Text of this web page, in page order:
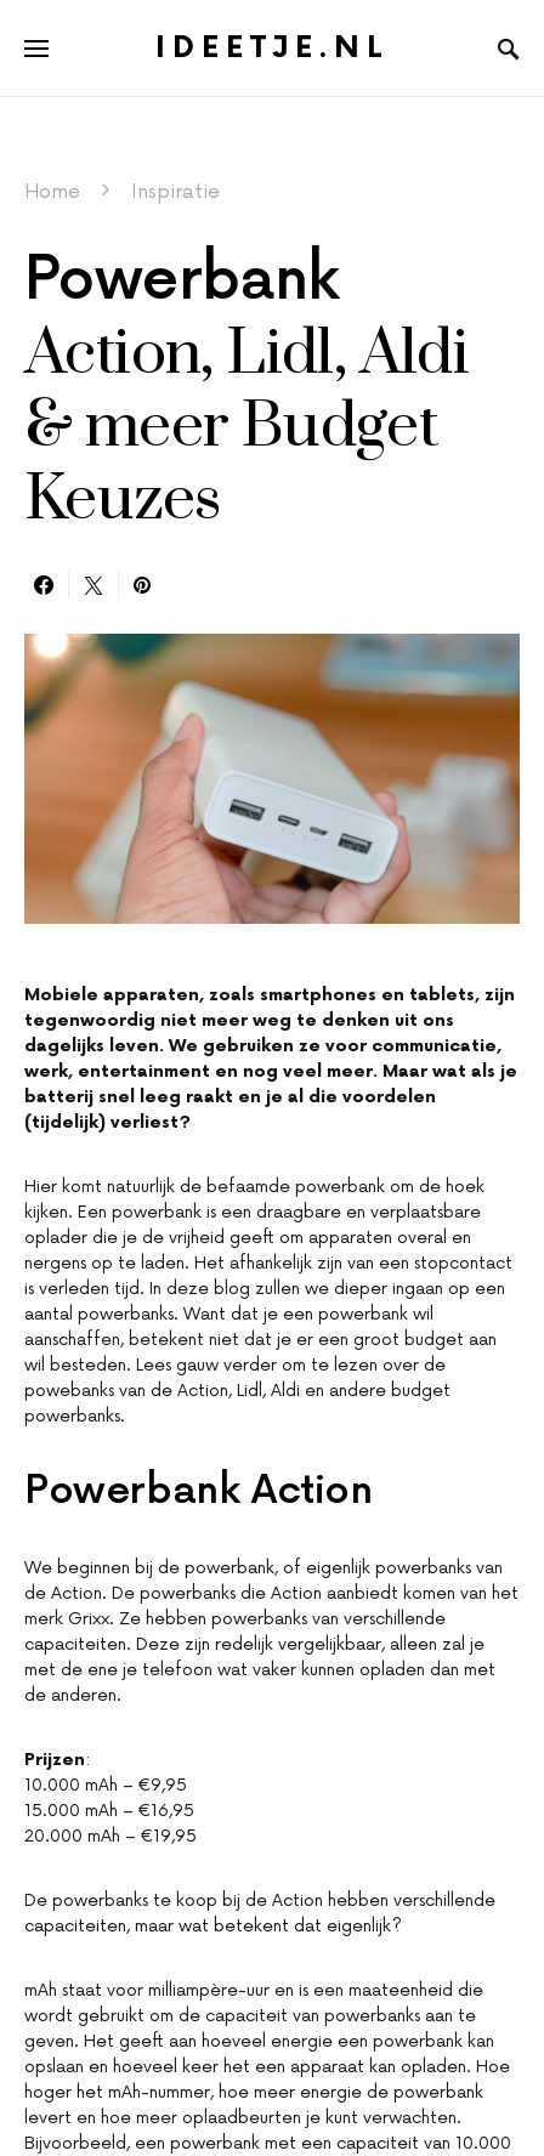
IDEETJE.NL
Home Inspiratie
Powerbank
Action, Lidl, Aldi
& meer Budget
Keuzes
Mobiele apparaten, zoals smartphones en tablets, zijn
tegenwoordig niet meer weg te denken uit ons
dagelijks leven. We gebruiken ze voor communicatie,
werk, entertainment en nog veel meer. Maar wat als je
batterij snel leeg raakt en je al die voordelen
(tijdelijk) verliest?
Hier komt natuurlijk de befaamde powerbank om de hoek
kijken. Een powerbank is een draagbare en verplaatsbare
oplader die je de vrijheid geeft om apparaten overal en
nergens op te laden. Het afhankelijk zijn van een stopcontact
is verleden tijd. In deze blog zullen we dieper ingaan op een
aantal powerbanks. Want dat je een powerbank wil
aanschaffen, betekent niet dat je er een groot budget aan
wil besteden. Lees gauw verder om te lezen over de
powebanks van de Action, Lidl, Aldi en andere budget
powerbanks.
Powerbank Action
We beginnen bij de powerbank, of eigenlijk powerbanks van
de Action. De powerbanks die Action aanbiedt komen van het
merk Grixx. Ze hebben powerbanks van verschillende
capaciteiten. Deze zijn redelijk vergelijkbaar, alleen zal je
met de ene je telefoon wat vaker kunnen opladen dan met
de anderen.
Prijzen:
10.000 mAh – €9,95
15.000 mAh – €16,95
20.000 mAh – €19,95
De powerbanks te koop bij de Action hebben verschillende
capaciteiten, maar wat betekent dat eigenlijk?
mAh staat voor milliampère-uur en is een maateenheid die
wordt gebruikt om de capaciteit van powerbanks aan te
geven. Het geeft aan hoeveel energie een powerbank kan
opslaan en hoeveel keer het een apparaat kan opladen. Hoe
hoger het mAh-nummer, hoe meer energie de powerbank
levert en hoe meer oplaadbeurten je kunt verwachten.
Bijvoorbeeld, een powerbank met een capaciteit van 10.000